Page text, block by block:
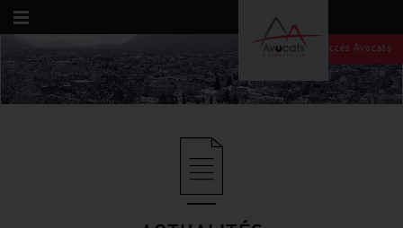
Accès Avocats